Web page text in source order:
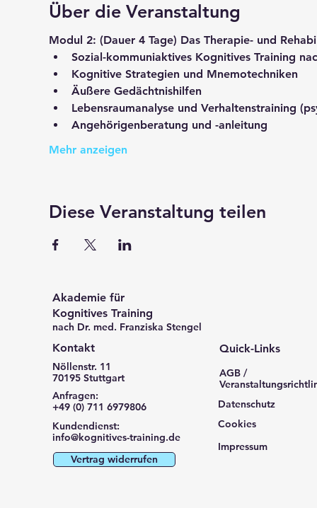
Über die Veranstaltung
Modul 2: (Dauer 4 Tage) Das Therapie- und
Sozial-kommuniaktives Kognitives Training
Kognitive Strategien und Mnemotechniken
Äußere Gedächtnishilfen
Lebensraumanalyse und Verhaltenstraining
Angehörigenberatung und -anleitung
Mehr anzeigen
Diese Veranstaltung teilen
Akademie für
Kognitives Training
nach Dr. med. Franziska Stengel
Kontakt
Nöllenstr. 11
70195 Stuttgart
Anfragen:
+49 (0) 711 6979806
Kundendienst:
info@kognitives-training.de
Vertrag widerrufen
Quick-Links
AGB /
Datenschutz
Cookies
Impressum